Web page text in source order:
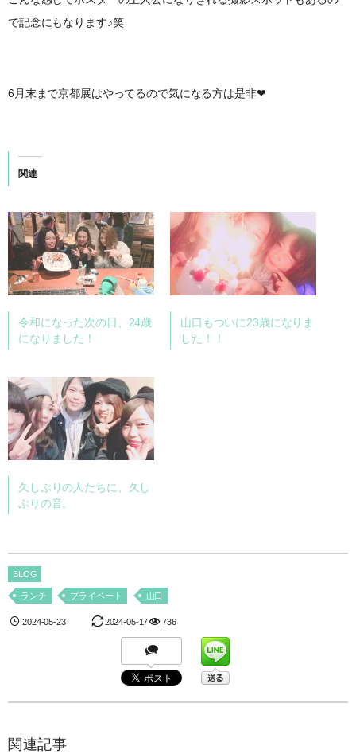
で記念にもなります♪笑
6月末まで京都展はやってるので気になる方は是非❤︎
関連
令和になった次の日、24歳
になりました！
山口もついに23歳になりま
した！！
久しぶりの人たちに、久し
ぶりの音。
BLOG
ランチ プライベート 山口
2024-05-23 2024-05-17 736
関連記事